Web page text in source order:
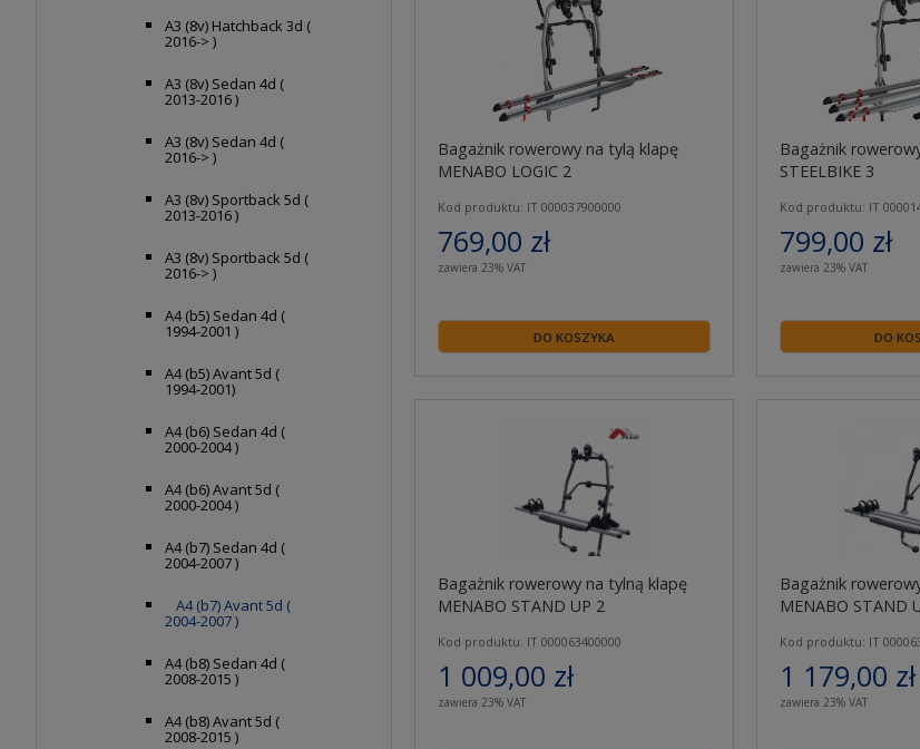
A3 (8v) Hatchback 3d (
2016-> )
A3 (8v) Sedan 4d (
2013-2016 )
A3 (8v) Sedan 4d (
2016-> )
A3 (8v) Sportback 5d (
2013-2016 )
A3 (8v) Sportback 5d (
2016-> )
A4 (b5) Sedan 4d (
1994-2001 )
A4 (b5) Avant 5d (
1994-2001)
A4 (b6) Sedan 4d (
2000-2004 )
A4 (b6) Avant 5d (
2000-2004 )
A4 (b7) Sedan 4d (
2004-2007 )
A4 (b7) Avant 5d (
2004-2007 )
A4 (b8) Sedan 4d (
2008-2015 )
A4 (b8) Avant 5d (
2008-2015 )
Bagażnik rowerowy na tylą klapę
MENABO LOGIC 2
Kod produktu: IT 000037900000
769,00 zł
zawiera 23% VAT
DO KOSZYKA
Bagażnik
STEELBIKE 3
Kod produktu: IT
799,00 zł
zawiera 23% VAT
DO
Bagażnik rowerowy na tylną klapę
MENABO STAND UP 2
Kod produktu: IT 000063400000
1 009,00 zł
zawiera 23% VAT
Bagażnik
MENABO STAND
Kod produktu: IT
1 179,00 zł
zawiera 23% VAT